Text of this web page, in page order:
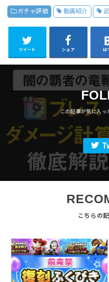
ガチャ評価 動画紹介
ツイート シェア は